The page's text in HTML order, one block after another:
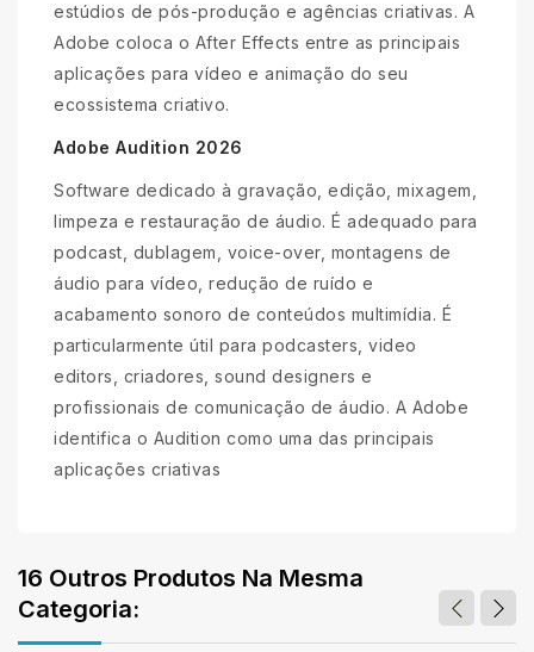
estúdios de pós-produção e agências criativas. A
Adobe coloca o After Effects entre as principais
aplicações para vídeo e animação do seu
ecossistema criativo.
Adobe Audition 2026
Software dedicado à gravação, edição, mixagem,
limpeza e restauração de áudio. É adequado para
podcast, dublagem, voice-over, montagens de
áudio para vídeo, redução de ruído e
acabamento sonoro de conteúdos multimídia. É
particularmente útil para podcasters, video
editors, criadores, sound designers e
profissionais de comunicação de áudio. A Adobe
identifica o Audition como uma das principais
aplicações criativas
16 Outros Produtos Na Mesma
Categoria: